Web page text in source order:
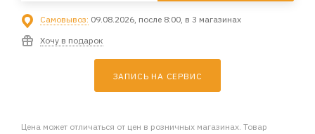
Самовывоз: 09.08.2026, после 8:00, в 3 магазинах
Хочу в подарок
ЗАПИСЬ НА СЕРВИС
Цена может отличаться от цен в розничных магазинах. Товар